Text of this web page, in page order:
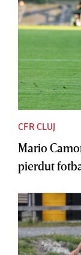
CFR CLUJ
Mario
pierdut